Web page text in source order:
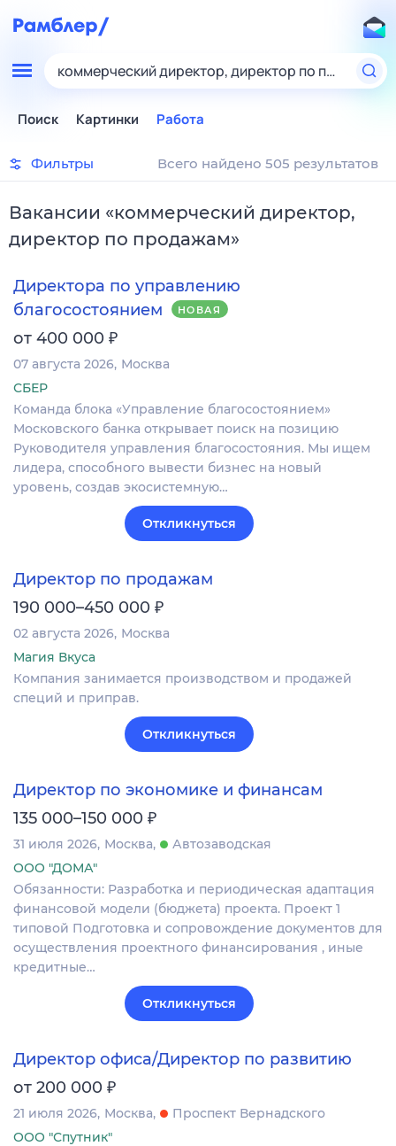
коммерческий директор, директор по продажам
Поиск Картинки Работа
Фильтры Всего найдено 505 результатов
Вакансии «коммерческий директор,
директор по продажам»
Директора по управлению
благосостоянием
НОВАЯ
от 400 000 ₽
07 августа 2026 Москва
СБЕР
Команда блока «Управление благосостоянием»
Московского банка открывает поиск на позицию
Руководителя управления благосостояния. Мы ищем
лидера, способного вывести бизнес на новый
уровень, создав экосистемную…
Откликнуться
Директор по продажам
190 000–450 000 ₽
02 августа 2026 Москва
Магия Вкуса
Компания занимается производством и продажей
специй и приправ.
Откликнуться
Директор по экономике и финансам
135 000–150 000 ₽
31 июля 2026 Москва
Автозаводская
ООО "ДОМА"
Обязанности: Разработка и периодическая адаптация
финансовой модели (бюджета) проекта. Проект 1
типовой Подготовка и сопровождение документов для
осуществления проектного финансирования , иные
кредитные…
Откликнуться
Директор офиса/Директор по развитию
от 200 000 ₽
21 июля 2026 Москва
Проспект Вернадского
ООО "Спутник"